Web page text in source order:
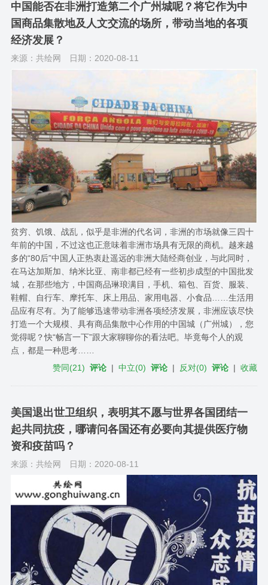
中国能否在非洲打造第二个广州城呢？将它作为中
国商品集散地及人文交流的场所，带动当地的各项
经济发展？
来源：共绘网 日期：2020-08-11
贫穷、饥饿、战乱，似乎是非洲的代名词，非洲的市场就像三四十
年前的中国，不过这也正意味着非洲市场具有无限的商机。越来越
多的“80后”中国人正热衷赴遥远的非洲大陆经商创业，与此同时，
在马达加斯加、纳米比亚、南非都已经有一些初步成型的中国批发
城，在那些地方，中国商品琳琅满目，手机、箱包、百货、服装、
鞋帽、自行车、摩托车、床上用品、家用电器、小食品……生活用
品应有尽有。为了能够迅速带动非洲各项经济发展，非洲应该尽快
打造一个大规模、具有商品集散中心作用的中国城（广州城），您
觉得呢？快“畅言一下”跟大家聊聊你的看法吧。毕竟每个人的观
点，都是一种思考……
赞同(21) 评论 |中立(0) 评论 | 反对(0) 评论 |收藏
美国退出世卫组织，表明其不愿与世界各国团结一
起共同抗疫，哪请问各国还有必要向其提供医疗物
资和疫苗吗？
来源：共绘网 日期：2020-08-11